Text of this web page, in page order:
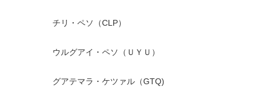
チリ・ペソ（CLP）
ウルグアイ・ペソ（ＵＹＵ）
グアテマラ・ケツァル（GTQ)